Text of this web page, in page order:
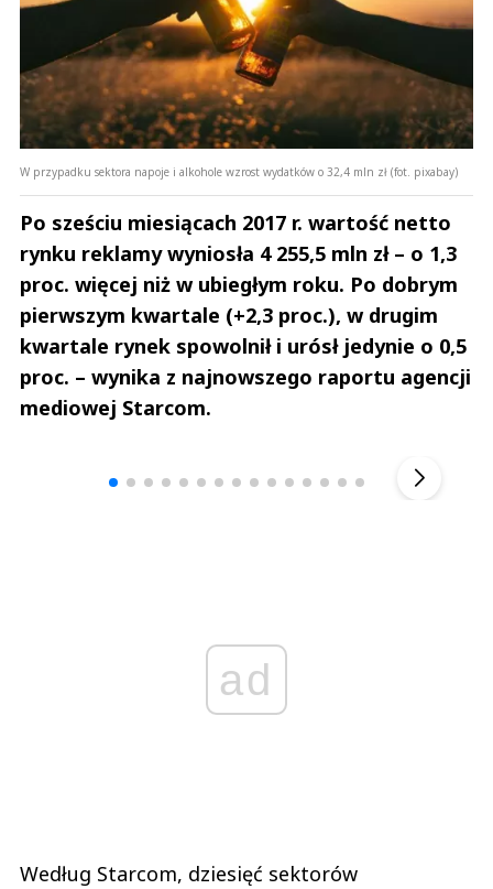
W przypadku sektora napoje i alkohole wzrost wydatków o 32,4 mln zł (fot. pixabay)
Po sześciu miesiącach 2017 r. wartość netto
rynku reklamy wyniosła 4 255,5 mln zł – o 1,3
proc. więcej niż w ubiegłym roku. Po dobrym
pierwszym kwartale (+2,3 proc.), w drugim
kwartale rynek spowolnił i urósł jedynie o 0,5
proc. – wynika z najnowszego raportu agencji
mediowej Starcom.
ad
Według Starcom, dziesięć sektorów